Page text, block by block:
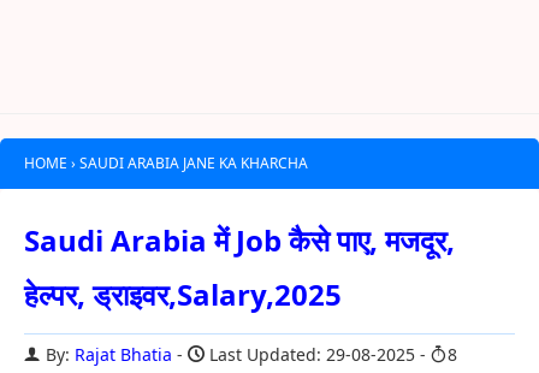
HOME › SAUDI ARABIA JANE KA KHARCHA
Saudi Arabia में Job कैसे पाए, मजदूर,
हेल्पर, ड्राइवर,Salary,2025
By: Rajat Bhatia Last Updated: 29-08-2025
8